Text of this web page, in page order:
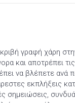
γραφή χάρη
και αποτρέπει
να βλέπετε ανά
εκπλήξεις
σημειώσεις,